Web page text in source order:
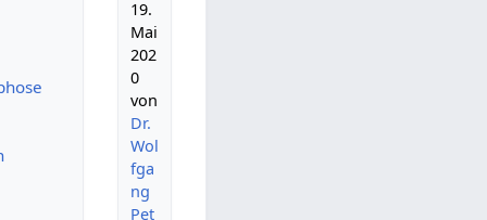
19.
Mai
202
0
von
Dr.
Wol
fga
ng
Pet